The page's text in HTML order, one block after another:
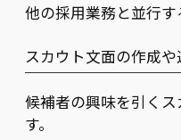
他の採用業務と並行
スカウト文面の作成
候補者の興味を引く
す。